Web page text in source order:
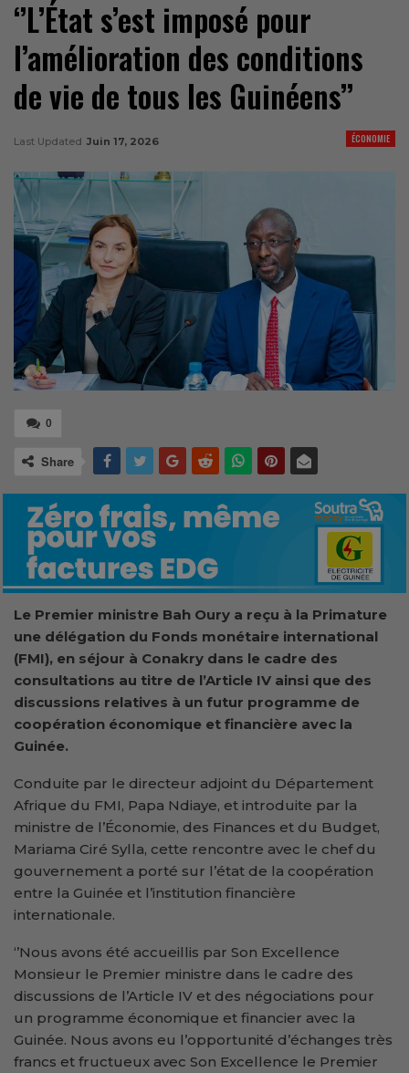
‘’L’État s’est imposé pour
l’amélioration des conditions
de vie de tous les Guinéens’’
ÉCONOMIE
Last Updated Juin 17, 2026
0
Share
Le Premier ministre Bah Oury a reçu à la Primature
une délégation du Fonds monétaire international
(FMI), en séjour à Conakry dans le cadre des
consultations au titre de l’Article IV ainsi que des
discussions relatives à un futur programme de
coopération économique et financière avec la
Guinée.
Conduite par le directeur adjoint du Département
Afrique du FMI, Papa Ndiaye, et introduite par la
ministre de l’Économie, des Finances et du Budget,
Mariama Ciré Sylla, cette rencontre avec le chef du
gouvernement a porté sur l’état de la coopération
entre la Guinée et l’institution financière
internationale.
‘’Nous avons été accueillis par Son Excellence
Monsieur le Premier ministre dans le cadre des
discussions de l’Article IV et des négociations pour
un programme économique et financier avec la
Guinée. Nous avons eu l’opportunité d’échanges très
francs et fructueux avec Son Excellence le Premier